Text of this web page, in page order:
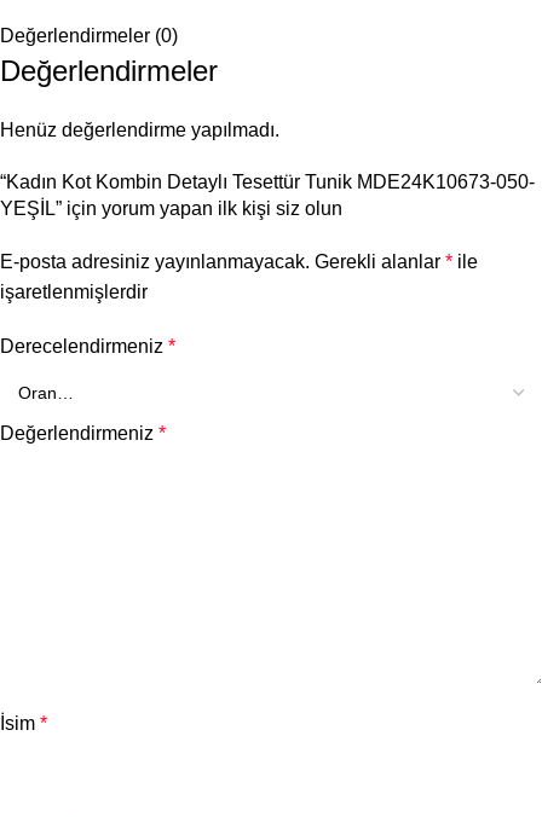
Değerlendirmeler (0)
Değerlendirmeler
Henüz değerlendirme yapılmadı.
“Kadın Kot Kombin Detaylı Tesettür Tunik MDE24K10673-050-
YEŞİL” için yorum yapan ilk kişi siz olun
E-posta adresiniz yayınlanmayacak. Gerekli alanlar * ile
işaretlenmişlerdir
Derecelendirmeniz *
Değerlendirmeniz *
İsim *